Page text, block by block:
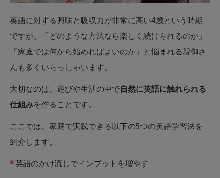
英語に対する興味と吸収力が非常に高い4歳という時期
ですが、「どのような方法なら楽しく続けられるのか」
「家庭では何から始めればよいのか」と悩まれる親御さ
んも多くいらっしゃいます。
大切なのは、遊びや生活の中で自然に英語に触れられる
仕組みを作ることです。
ここでは、家庭で実践できる以下の5つの英語学習法を
紹介します。
英語のかけ流しでインプットを増やす